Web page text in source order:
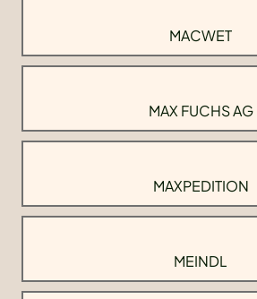
MACWET
MAX FUCHS AG
MAXPEDITION
MEINDL